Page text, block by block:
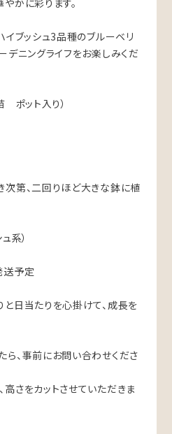
かに彩ります。
イブッシュ3品種のブルーベリ
デニングライフをお楽しみくだ
ポット入り）
第、二回りほど大きな鉢に植
系）
送予定
日当たりを心掛けて、成長を
、事前にお問い合わせくださ
さをカットさせていただきま